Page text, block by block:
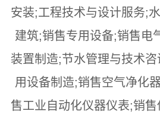
安装;工程技术与设计服务;
建筑;销售专用设备;销售电
装置制造;节水管理与技术
用设备制造;销售空气净化
售工业自动化仪器仪表;销